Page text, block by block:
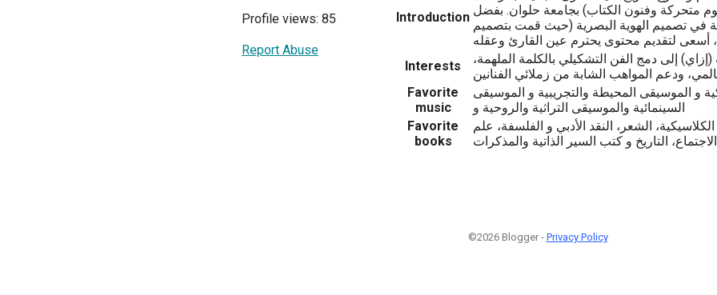
Profile views: 85
Report Abuse
Introduction متحركة وفنون الكتاب) بجامعة حلوان. بفضل
في تصميم الهوية البصرية (حيث قمت بتصميم
Interests
إلى دمج الفن التشكيلي بالكلمة الملهمة،
Favorite
music
و الموسيقى المحيطة والتجريبية و الموسيقى
السينمائية والموسيقى التراثية والروحية و
Favorite
books
الكلاسيكية، الشعر، النقد الأدبي و الفلسفة، علم
الاجتماع، التاريخ و كتب السير الذاتية والمذكرات
©2026 Blogger - Privacy Policy